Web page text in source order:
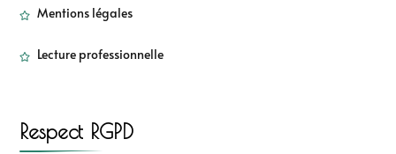
Mentions légales
Lecture professionnelle
Respect RGPD